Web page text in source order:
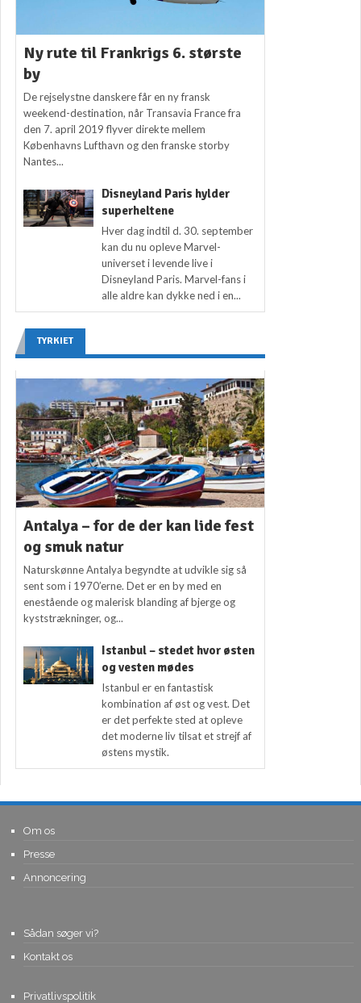
Ny rute til Frankrigs 6. største
by
De rejselystne danskere får en ny fransk
weekend-destination, når Transavia France fra
den 7. april 2019 flyver direkte mellem
Københavns Lufthavn og den franske storby
Nantes...
Disneyland Paris hylder
superheltene
Hver dag indtil d. 30. september
kan du nu opleve Marvel-
universet i levende live i
Disneyland Paris. Marvel-fans i
alle aldre kan dykke ned i en...
TYRKIET
Antalya – for de der kan lide fest
og smuk natur
Naturskønne Antalya begyndte at udvikle sig så
sent som i 1970’erne. Det er en by med en
enestående og malerisk blanding af bjerge og
kyststrækninger, og...
Istanbul – stedet hvor østen
og vesten mødes
Istanbul er en fantastisk
kombination af øst og vest. Det
er det perfekte sted at opleve
det moderne liv tilsat et strejf af
østens mystik.
Om os
Presse
Annoncering
Sådan søger vi?
Kontakt os
Privatlivspolitik